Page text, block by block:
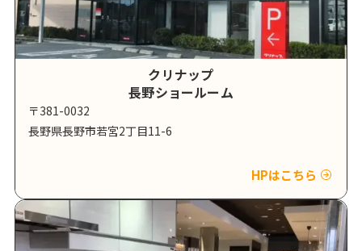
クリナップ
長野ショールーム
〒381-0032
長野県長野市若宮2丁目11-6
HPはこちら